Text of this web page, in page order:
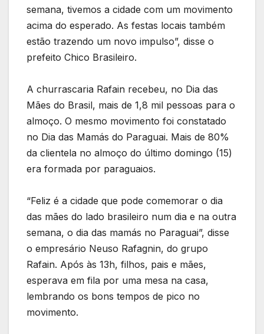
semana, tivemos a cidade com um movimento
acima do esperado. As festas locais também
estão trazendo um novo impulso”, disse o
prefeito Chico Brasileiro.
A churrascaria Rafain recebeu, no Dia das
Mães do Brasil, mais de 1,8 mil pessoas para o
almoço. O mesmo movimento foi constatado
no Dia das Mamás do Paraguai. Mais de 80%
da clientela no almoço do último domingo (15)
era formada por paraguaios.
“Feliz é a cidade que pode comemorar o dia
das mães do lado brasileiro num dia e na outra
semana, o dia das mamás no Paraguai”, disse
o empresário Neuso Rafagnin, do grupo
Rafain. Após às 13h, filhos, pais e mães,
esperava em fila por uma mesa na casa,
lembrando os bons tempos de pico no
movimento.